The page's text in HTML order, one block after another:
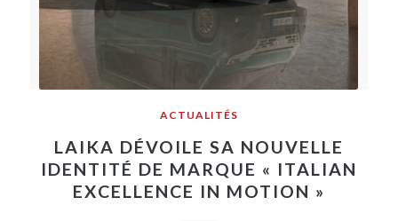
ACTUALITÉS
LAIKA DÉVOILE SA NOUVELLE
IDENTITÉ DE MARQUE « ITALIAN
EXCELLENCE IN MOTION »